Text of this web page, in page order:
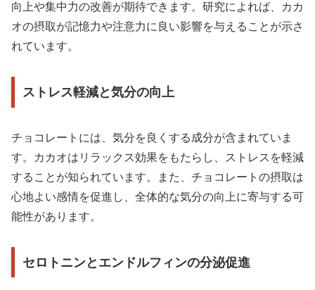
向上や集中力の改善が期待できます。研究によれば、カカ
オの摂取が記憶力や注意力に良い影響を与えることが示さ
れています。
ストレス軽減と気分の向上
チョコレートには、気分を良くする成分が含まれていま
す。カカオはリラックス効果をもたらし、ストレスを軽減
することが知られています。また、チョコレートの摂取は
心地よい感情を促進し、全体的な気分の向上に寄与する可
能性があります。
セロトニンとエンドルフィンの分泌促進